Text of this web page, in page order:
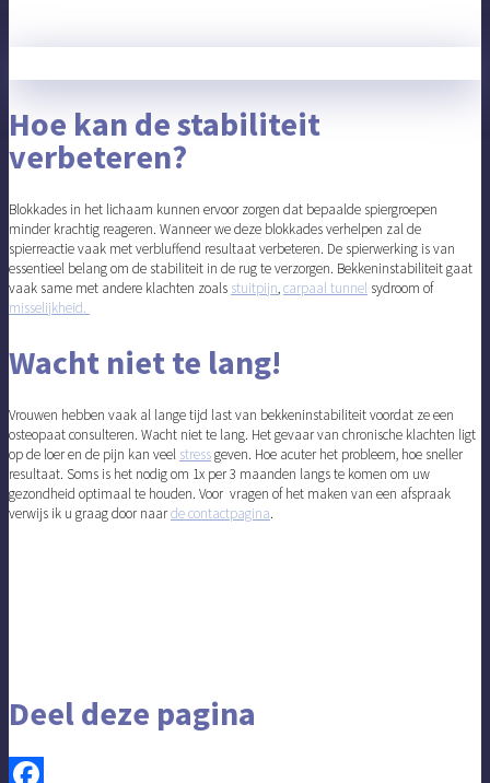
Hoe kan de stabiliteit
verbeteren?
Blokkades in het lichaam kunnen ervoor zorgen dat bepaalde spiergroepen
minder krachtig reageren. Wanneer we deze blokkades verhelpen zal de
spierreactie vaak met verbluffend resultaat verbeteren. De spierwerking is van
essentieel belang om de stabiliteit in de rug te verzorgen. Bekkeninstabiliteit gaat
vaak same met andere klachten zoals stuitpijn,carpaal tunnel sydroom of
misselijkheid.
Wacht niet te lang!
Vrouwen hebben vaak al lange tijd last van bekkeninstabiliteit voordat ze een
osteopaat consulteren. Wacht niet te lang. Het gevaar van chronische klachten ligt
op de loer en de pijn kan veel stressgeven. Hoe acuter het probleem, hoe sneller
resultaat. Soms is het nodig om 1x per 3 maanden langs te komen om uw
gezondheid optimaal te houden. Voor vragen of het maken van een afspraak
verwijs ik u graag door naardecontactpagina.
Deel deze pagina